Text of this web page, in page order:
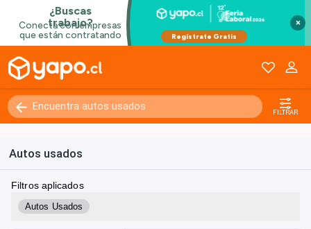
×
FILTRAR
Autos usados
Filtros aplicados
Autos Usados